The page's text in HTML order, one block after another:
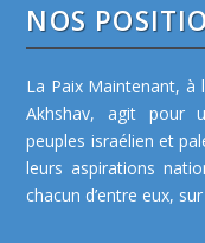
NOS
La Paix Maintenant, à
Akhshav, agit pour
peuples israélien et
leurs aspirations
chacun d’entre eux,